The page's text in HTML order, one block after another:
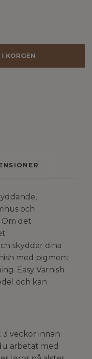
I KORGEN
och
det
skyddar dina
med pigment
Easy Varnish
och kan
3 veckor innan
arbetat med